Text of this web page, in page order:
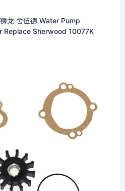
龙 舍伍德 Water Pump
Replace Sherwood 10077K